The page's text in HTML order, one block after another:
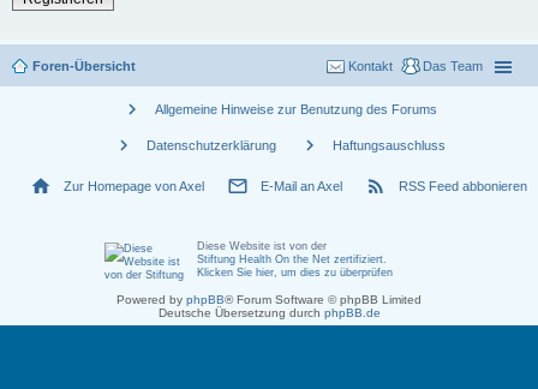
Foren-Übersicht Das Team
Kontakt
chevron_right Allgemeine Hinweise zur Benutzung des Forums
chevron_right Datenschutzerklärung chevron_right Haftungsauschluss
home Zur Homepage von Axel mail_outline E-Mail an Axel rss_feed RSS Feed abbonieren
Diese Website ist von der
Stiftung Health On the Net zertifiziert
Klicken Sie hier, um dies zu überprüfen
Powered by phpBB® Forum Software © phpBB Limited
Deutsche Übersetzung durch phpBB.de